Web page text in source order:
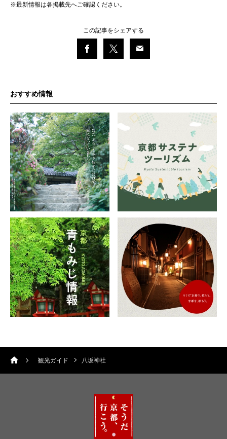
※最新情報は各掲載先へご確認ください。
この記事をシェアする
おすすめ情報
観光ガイド 八坂神社